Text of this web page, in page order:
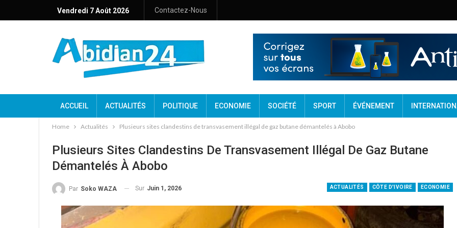
Vendredi 7 Août 2026 Contactez-Nous
ACCUEIL ACTUALITÉS POLITIQUE ECONOMIE SOCIÉTÉ SPORT ÉVÉNEMENT
Home Actualités Plusieurs sites clandestins de transvasement illégal de gaz butane démantelés à Abobo
Plusieurs Sites Clandestins De Transvasement Illégal De Gaz Butane
Démantelés À Abobo
ACTUALITÉS CÔTE D'IVOIRE ECONOMIE
Par Soko WAZA Sur Juin 1, 2026